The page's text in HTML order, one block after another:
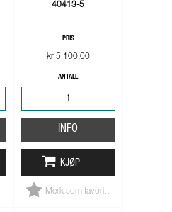
40413-5
PRIS
kr 5 100,00
ANTALL
INFO
KJØP
Merk som favoritt